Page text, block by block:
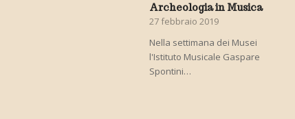
Archeologia in Musica
27 febbraio 2019
Nella settimana dei Musei
l'Istituto Musicale Gaspare
Spontini…